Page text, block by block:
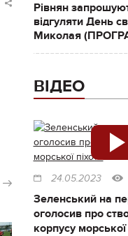
Рівнян
відгуляти День
Миколая
ВІДЕО
24.05.2023
Зеленський на
оголосив про
корпусу морської